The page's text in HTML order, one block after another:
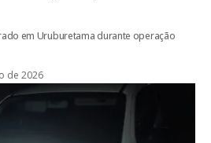
em Uruburetama durante operação
de 2026